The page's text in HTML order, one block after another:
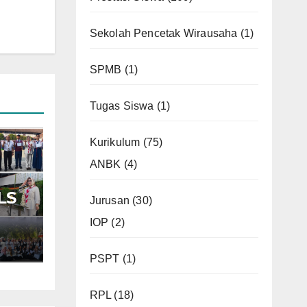
Sekolah Pencetak Wirausaha (1)
SPMB (1)
Tugas Siswa (1)
Kurikulum (75)
ANBK (4)
Jurusan (30)
IOP (2)
PSPT (1)
RPL (18)